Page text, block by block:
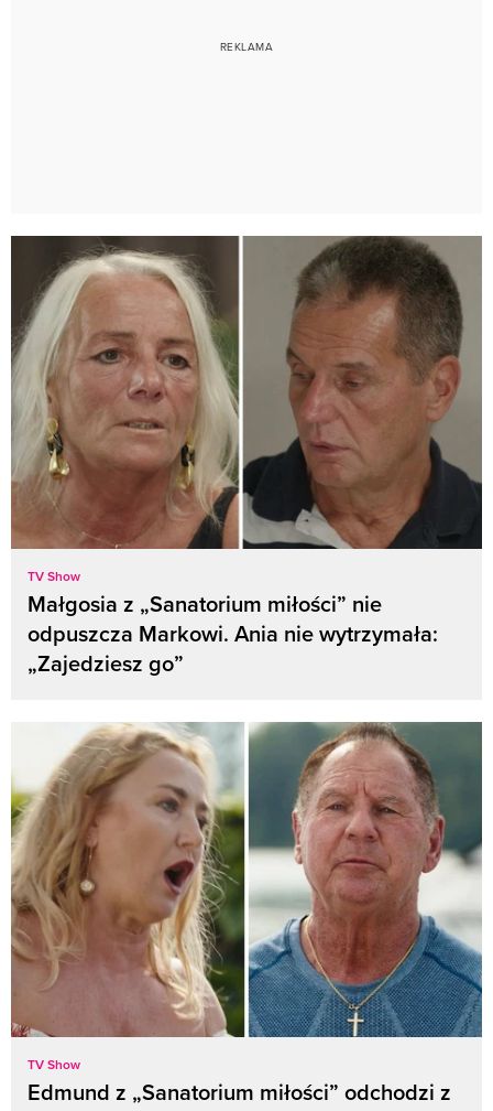
TV Show
Małgosia z „Sanatorium miłości” nie
odpuszcza Markowi. Ania nie wytrzymała:
„Zajedziesz go”
TV Show
Edmund z „Sanatorium miłości” odchodzi z